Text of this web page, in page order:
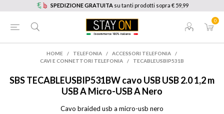
SPEDIZIONE GRATUITA su tanti prodotti sopra € 59,99
0
HOME / TELEFONIA / ACCESSORI TELEFONIA
/
CAVI E CONNETTORI TELEFONIA
/ TECABLEUSBIP531B
SBSTECABLEUSBIP531BW cavo USB USB 2.0 1,2 m
USB A Micro-USB A Nero
Cavo braided usb a micro-usb nero